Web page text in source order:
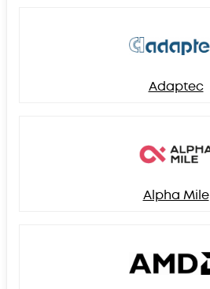
Adaptec
Alpha Mile